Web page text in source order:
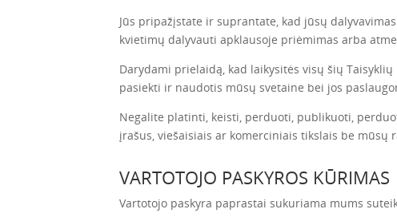
Jūs pripažįstate ir suprantate, kad jūsų
kvietimų dalyvauti apklausoje priėmimas arba
Darydami prielaidą, kad laikysitės visų šių
pasiekti ir naudotis mūsų svetaine bei jos
Negalite platinti, keisti, perduoti, publikuoti,
įrašus, viešaisiais ar komerciniais tikslais be mūsų
VARTOTOJO PASKYROS KŪRIMAS
Vartotojo paskyra paprastai sukuriama mums